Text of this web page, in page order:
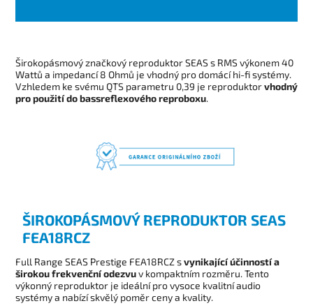
Širokopásmový značkový reproduktor SEAS s RMS výkonem 40
Wattů a impedancí 8 Ohmů je vhodný pro domácí hi-fi systémy.
Vzhledem ke svému QTS parametru 0,39 je reproduktorvhodný
pro použití do bassreflexového reproboxu.
ŠIROKOPÁSMOVÝ REPRODUKTOR SEAS
FEA18RCZ
Full Range SEAS Prestige FEA18RCZ svynikající účinností a
širokou frekvenční odezvuv kompaktním rozměru. Tento
výkonný reproduktor je ideální pro vysoce kvalitní audio
systémy a nabízí skvělý poměr ceny a kvality.